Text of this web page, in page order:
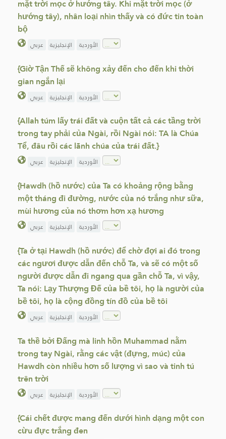
mặt trời mọc ở hướng tây. Khi mặt trời mọc (ở
hướng tây), nhân loại nhìn thấy và có đức tin toàn
bộ
عربي الإنجليزية الأوردية
{Giờ Tận Thế sẽ không xảy đến cho đến khi thời
gian ngắn lại
عربي الإنجليزية الأوردية
{Allah túm lấy trái đất và cuộn tất cả các tầng trời
trong tay phải của Ngài, rồi Ngài nói: TA là Chúa
Tể, đâu rồi các lãnh chúa của trái đất.}
عربي الإنجليزية الأوردية
{Hawdh (hồ nước) của Ta có khoảng rộng bằng
một tháng đi đường, nước của nó trắng như sữa,
mùi hương của nó thơm hơn xạ hương
عربي الإنجليزية الأوردية
{Ta ở tại Hawdh (hồ nước) để chờ đợi ai đó trong
các ngươi được dẫn đến chỗ Ta, và sẽ có một số
người được dẫn đi ngang qua gần chỗ Ta, vì vậy,
Ta nói: Lạy Thượng Đế của bề tôi, họ là người của
bề tôi, họ là cộng đồng tín đồ của bề tôi
عربي الإنجليزية الأوردية
Ta thề bởi Đấng mà linh hồn Muhammad nằm
trong tay Ngài, rằng các vật (đựng, múc) của
Hawdh còn nhiều hơn số lượng vì sao và tinh tú
trên trời
عربي الإنجليزية الأوردية
{Cái chết được mang đến dưới hình dạng một con
cừu đực trắng đen